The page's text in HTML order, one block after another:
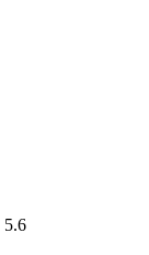
5.6